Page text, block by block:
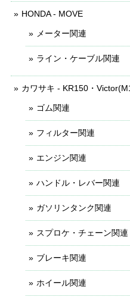
HONDA - MOVE
メーター関連
ライン・ケーブル関連
カワサキ - KR150・
ゴム関連
フィルター関連
エンジン関連
ハンドル・レバー関連
ガソリンタンク関連
スプロケ・チェーン関連
ブレーキ関連
ホイール関連